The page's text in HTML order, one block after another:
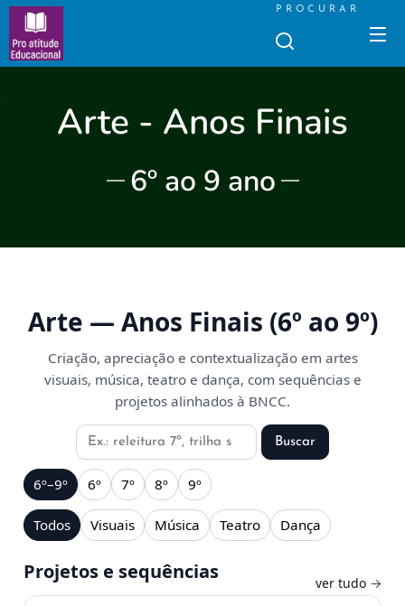
PROCURAR
Arte - Anos Finais
6º ao 9 ano
Arte — Anos Finais (6º ao 9º)
Criação, apreciação e contextualização em artes
visuais, música, teatroe dança, com sequências e
projetos alinhados à BNCC.
Buscar recursos
Buscar
6º–9º 6º 7º 8º 9º
Todos Visuais Música Teatro Dança
Projetos e sequências ver tudo →